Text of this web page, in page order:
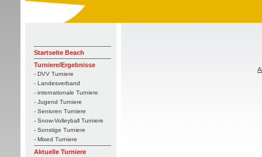
Startseite Beach
Turniere/Ergebnisse
- DVV Turniere
- Landesverband
- internationale Turniere
- Jugend Turniere
- Senioren Turniere
- Snow-Volleyball Turniere
- Sonstige Turniere
- Mixed Turniere
Aktuelle Turniere